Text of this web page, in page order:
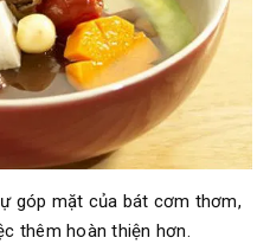
góp mặt của bát cơm thơm,
thêm hoàn thiện hơn.